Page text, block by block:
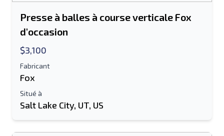
Presse à balles à course verticale Fox
d'occasion
$3,100
Fabricant
Fox
Situé à
Salt Lake City, UT, US